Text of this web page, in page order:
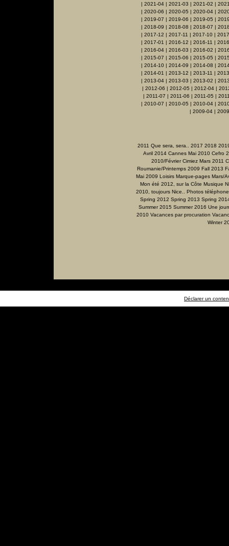
| 2021-04| 2021-03 | 2021-02 |
| 2020-06 | 2020-05 | 2020-04 |
| 2019-07 | 2019-06 | 2019-05 |
| 2018-09 | 2018-08 | 2018-07 |
| 2017-12 | 2017-11 | 2017-10 |
| 2017-01 | 2016-12 | 2016-11 |
| 2016-04 | 2016-03 | 2016-02 |
| 2015-07 | 2015-06 | 2015-05 |
| 2014-10| 2014-09 | 2014-08 |
| 2014-01 | 2013-12 | 2013-11 |
| 2013-04 | 2013-03 | 2013-02 |
| 2012-06 | 2012-05 | 2012-04 |
| 2011-07 | 2011-06 | 2011-05 |
| 2010-07 | 2010-05 | 2010-04 |
| 2009-04 |
2011 Que sera, sera.. 2017 2018
Avril 2014 Cannes Mai 2010 Cefro
2010/Février Cimiez Mars 2011
Roumanie/Printemps 2009 Fall 2013
Mai 2009 Loisirs Marque-pages Mars/
Mon été 2012, sur la Côte Musique
2010, toujours Nice.. Photos téléphone
Spring 2012 Spring 2013 Spring
Summer 2015 Summer 2016 Une
2010 Vacances par procuration
Winter
Déclarer un